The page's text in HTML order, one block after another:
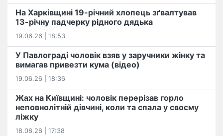
На Харківщині 19-річний хлопець​ ️зґвалтував
13-річну падчерку рідного дядька
19.06.26 | 18:53
У Павлограді чоловік взяв у заручники жінку та
вимагав привезти кума (відео)
19.06.26 | 18:36
Жах на Київщині: чоловік перерізав горло
неповнолітній дівчині, коли та спала у своєму
ліжку
18.06.26 | 17:38